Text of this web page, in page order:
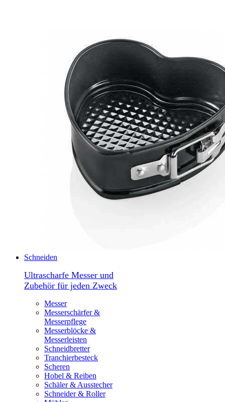
Schneiden
Ultrascharfe Messer und
Zubehör für jeden Zweck
Messer
Messerschärfer &
Messerpflege
Messerblöcke &
Messerleisten
Schneidbretter
Tranchierbesteck
Scheren
Hobel & Reiben
Schäler & Ausstecher
Schneider & Roller